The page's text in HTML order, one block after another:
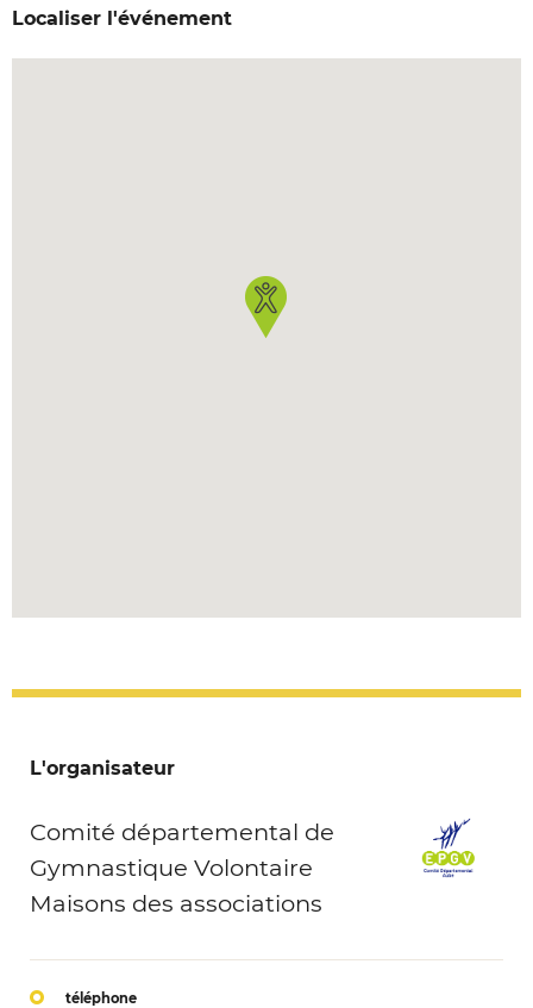
Localiser l'événement
L'organisateur
Comité départemental de
Gymnastique Volontaire
Maisons des associations
téléphone